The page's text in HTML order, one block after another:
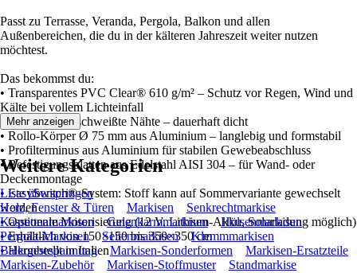
Passt zu Terrasse, Veranda, Pergola, Balkon und allen
Außenbereichen, die du in der kälteren Jahreszeit weiter nutzen
möchtest.
Das bekommst du:
• Transparentes PVC Clear® 610 g/m² – Schutz vor Regen, Wind und
Kälte bei vollem Lichteinfall
• Thermisch geschweißte Nähte – dauerhaft dicht
• Rollo-Körper Ø 75 mm aus Aluminium – langlebig und formstabil
• Profilterminus aus Aluminium für stabilen Gewebeabschluss
• Befestigungsplatten aus Edelstahl AISI 304 – für Wand- oder
Deckenmontage
• EasySwitch®-System: Stoff kann auf Sommervariante gewechselt
werden
• Optionale Motorisierung (12 V, Lithium-Akku, Solarladung möglich)
• Erhältlich von 150×150 bis 350×350 cm
• Hergestellt in Italien
Mehr anzeigen
Weitere Kategorien
Liste überspringen
Holz, Fenster & Türen
Markisen
Senkrechtmarkise
Kassettenmarkisen
Gelenkarmmarkisen
Hülsenmarkisen
Pergola-Markisen
Seitenmarkisen
Klemmmarkisen
Balkonbespannung
Markisen-Sonderformen
Markisen-Ersatzteile
Markisen-Zubehör
Markisen-Stoffmuster Standmarkise